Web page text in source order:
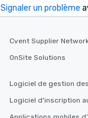
Signaler un problème
Cvent Supplier
OnSite Solutions
Logiciel de gestion
Logiciel d'inscription